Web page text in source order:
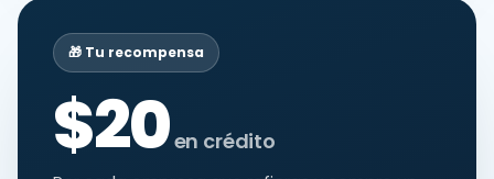
🎁 Tu recompensa
$20en crédito